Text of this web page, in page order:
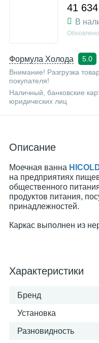
Формула Холода 5.0
Внимание! Разгрузка
покупателя!
Наличный, банковские
юридических лиц
41
В
Обновлено
Описание
Моечная ванна
на предприятиях
общественного
продуктов питания,
принадлежностей.
Каркас выполнен из
Характеристики
Бренд
Установка
Разновидность